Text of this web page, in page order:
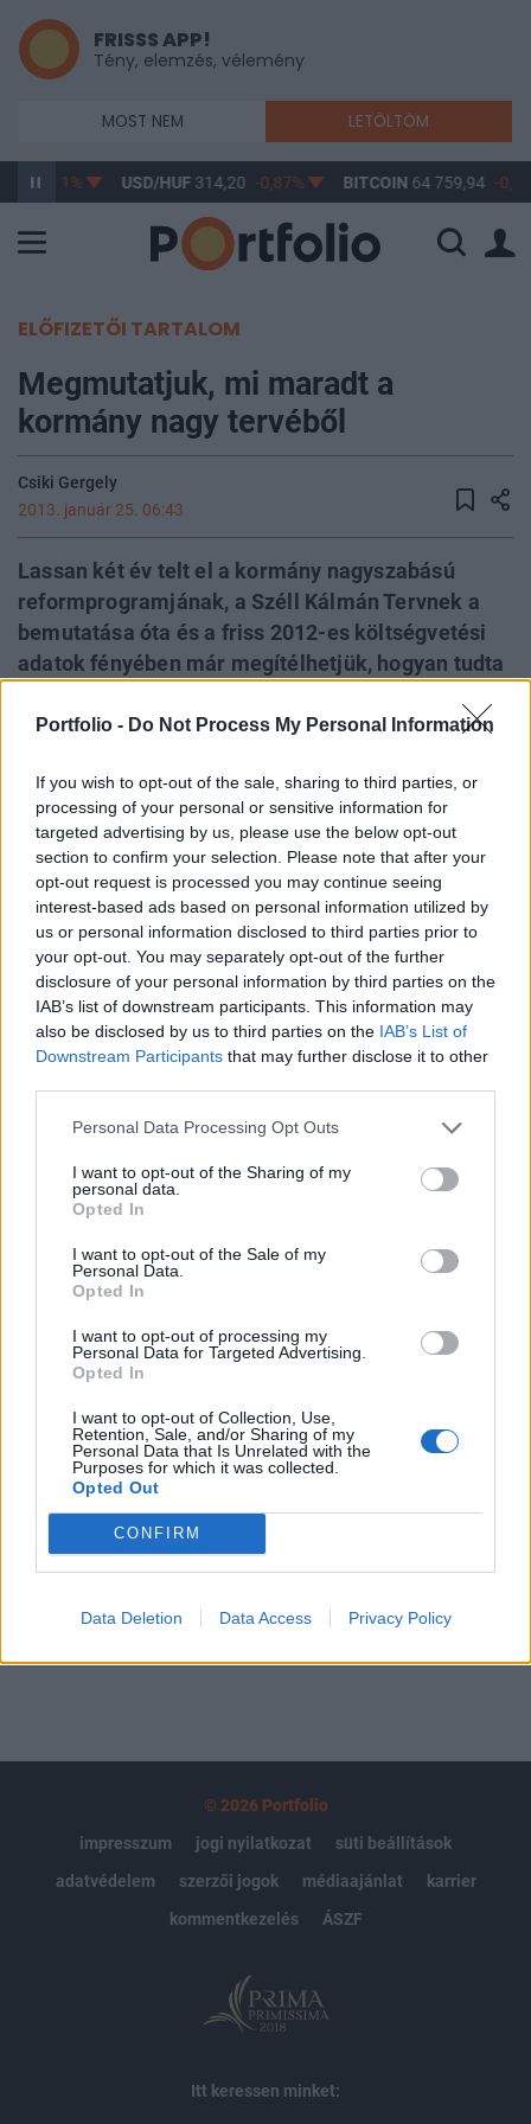
Portfolio - Do Not Process My Personal Information
If you wish to opt-out of the sale, sharing to third parties, or
processing of your personal or sensitive information for
targeted advertising by us, please use the below opt-out
section to confirm your selection. Please note that after your
opt-out request is processed you may continue seeing
interest-based ads based on personal information utilized by
us or personal information disclosed to third parties prior to
your opt-out. You may separately opt-out of the further
disclosure of your personal information by third parties on the
IAB’s list of downstream participants. This information may
also be disclosed by us to third parties on the IAB’s List of
Downstream Participants that may further disclose it to other
Personal Data Processing Opt Outs
I want to opt-out of the Sharing of my
personal data.
Opted In
I want to opt-out of the Sale of my
Personal Data.
Opted In
I want to opt-out of processing my
Personal Data for Targeted Advertising.
Opted In
I want to opt-out of Collection, Use,
Retention, Sale, and/or Sharing of my
Personal Data that Is Unrelated with the
Purposes for which it was collected.
Opted Out
CONFIRM
Data Deletion Data Access Privacy Policy
FRISSS APP!
Tény, elemzés, vélemény
MOST NEM LETÖLTÖM
-0,61% USD/HUF314,20 -0,87% BITCOIN64 759,94 -
ELŐFIZETŐI TARTALOM
Megmutatjuk, mi maradt a
kormány nagy tervéből
Csiki Gergely
2013. január 25. 06:43
Lassan két év telt el a kormány nagyszabású
reformprogramjának, a Széll Kálmán Tervnek a
bemutatása óta és a friss 2012-es költségvetési
adatok fényében már megítélhetjük, hogyan tudta
számításaink szerint a tervezett 550 milliárd
megvalósult a tavalyi büdzsében, vagyis az eredeti
célok közel kétharmada teljesült. Bár az elcsúszás
nem drámai méretű, részben ez is magyarázatot
ad arra, hogy a későbbiekben miért kellett még
további 5 intézkedéssorozatról döntenie a
kormánynak a 2012-es költségvetést illetően.
Két év után A kormány egyik, ha nem a legfontosabb
programja (volt) a Széll Kálmán Terv, annak is az első
felvonása. A 2011. március elsején bemutatott anyaggal a
szereplők és Brüsszel is. Ebben ugyanis a kormány hat
fontos területen sorolt fel intézkedéseket...
KEDVES OLVASÓNK!
A keresett cikk a portfolio.hu hírarchívumához
regisztrációhoz kötött.
Az előfizetés a következőket tartalmazza:
Portfolio.hu teljes cikkarchívum
Kötéslisták: BÉT elmúlt 2 év napon belüli
kötéslistái
MÁR ELŐFIZETŐNK VAGY?BEJELENTKEZÉS
© 2026 Portfolio
impresszum
jogi nyilatkozat
süti beállítások
adatvédelem
szerzői jogok médiaajánlat
karrier
kommentkezelés
ÁSZF
Itt keressen minket: